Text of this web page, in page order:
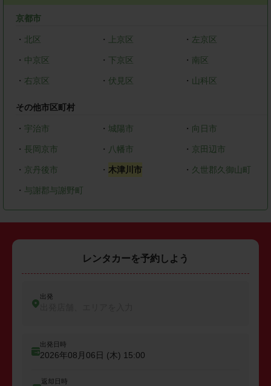
京都市
・ 北区 ・ 上京区 ・ 左京区
・ 中京区 ・ 下京区 ・ 南区
・ 右京区 ・ 伏見区 ・ 山科区
その他市区町村
・ 宇治市 ・ 城陽市 ・ 向日市
・ 長岡京市 ・ 八幡市 ・ 京田辺市
・ 京丹後市 ・ 木津川市 ・ 久世郡久御山町
・ 与謝郡与謝野町
レンタカーを予約しよう
出発
出発日時
2026年08月06日 (木) 15:00
返却日時